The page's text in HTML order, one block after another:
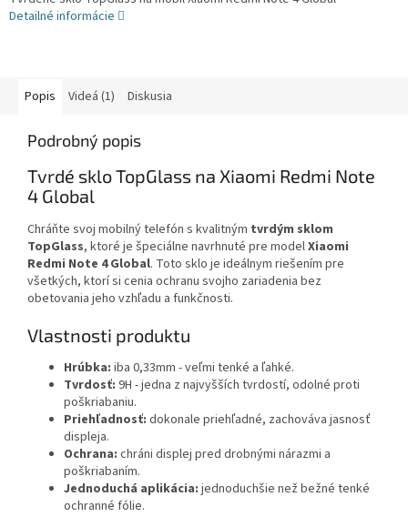
Detailné informácie
Popis Videá (1) Diskusia
Podrobný popis
Tvrdé sklo TopGlass na Xiaomi Redmi Note
4 Global
Chráňte svoj mobilný telefón s kvalitným tvrdým sklom
TopGlass, ktoré je špeciálne navrhnuté pre modelXiaomi
Redmi Note 4 Global. Toto sklo je ideálnym riešením pre
všetkých, ktorí si cenia ochranu svojho zariadenia bez
obetovania jeho vzhľadu a funkčnosti.
Vlastnosti produktu
Hrúbka: iba 0,33mm - veľmi tenké a ľahké.
Tvrdosť: 9H - jedna z najvyšších tvrdostí, odolné proti
poškriabaniu.
Priehľadnosť: dokonale priehľadné, zachováva jasnosť
displeja.
Ochrana: chráni displej pred drobnými nárazmi a
poškriabaním.
Jednoduchá aplikácia: jednoduchšie než bežné tenké
ochranné fólie.